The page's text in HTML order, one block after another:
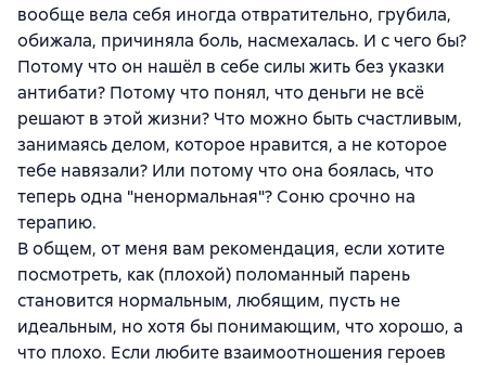
вообще вела себя иногда отвратительно, грубила,
обижала, причиняла боль, насмехалась. И с чего бы?
Потому что он нашёл в себе силы жить без указки
антибати? Потому что понял, что деньги не всё
решают в этой жизни? Что можно быть счастливым,
занимаясь делом, которое нравится, а не которое
тебе навязали? Или потому что она боялась, что
теперь одна "ненормальная"? Соню срочно на
терапию.
В общем, от меня вам рекомендация, если хотите
посмотреть, как (плохой) поломанный парень
становится нормальным, любящим, пусть не
идеальным, но хотя бы понимающим, что хорошо, а
что плохо. Если любите взаимоотношения героев